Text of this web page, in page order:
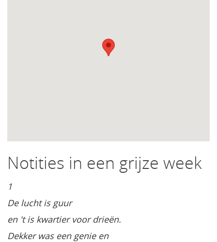
Notities in een grijze week
1
De lucht is guur
en 't is kwartier voor drieën.
Dekker was een genie en